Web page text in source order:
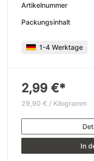
Artikelnummer
Packungsinhalt
1-4 Werktage
2,99 €*
29,90 € / Kilogramm
In